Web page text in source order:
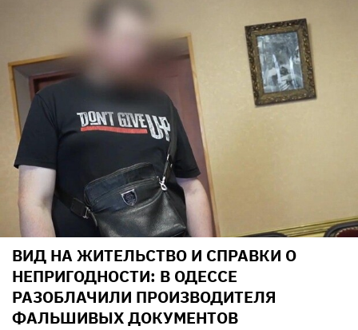
ВИД НА ЖИТЕЛЬСТВО И СПРАВКИ О
НЕПРИГОДНОСТИ: В ОДЕССЕ
РАЗОБЛАЧИЛИ ПРОИЗВОДИТЕЛЯ
ФАЛЬШИВЫХ ДОКУМЕНТОВ